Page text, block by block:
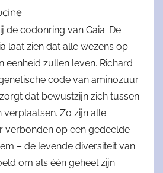
de codonring van Gaia. De
laat zien dat alle wezens op
eenheid zullen leven. Richard
code van aminozuur
dat bewustzijn zich tussen
Zo zijn alle
verbonden op een gedeelde
– de levende diversiteit van
om als één geheel zijn